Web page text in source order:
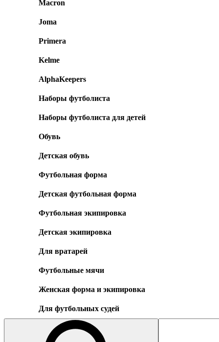
Macron
Joma
Primera
Kelme
AlphaKeepers
Наборы футболиста
Наборы футболиста для детей
Обувь
Детская обувь
Футбольная форма
Детская футбольная форма
Футбольная экипировка
Детская экипировка
Для вратарей
Футбольные мячи
Женская форма и экипировка
Для футбольных судей